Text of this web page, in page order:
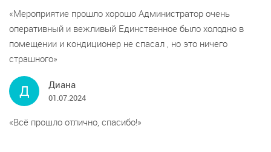
Мероприятие прошло хорошо Администратор очень
оперативный и вежливый Единственное было холодно в
помещении и кондиционер не спасал , но это ничего
страшного
Д Диана
01.07.2024
Всё прошло отлично, спасибо!